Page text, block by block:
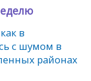
в
с шумом в
районах